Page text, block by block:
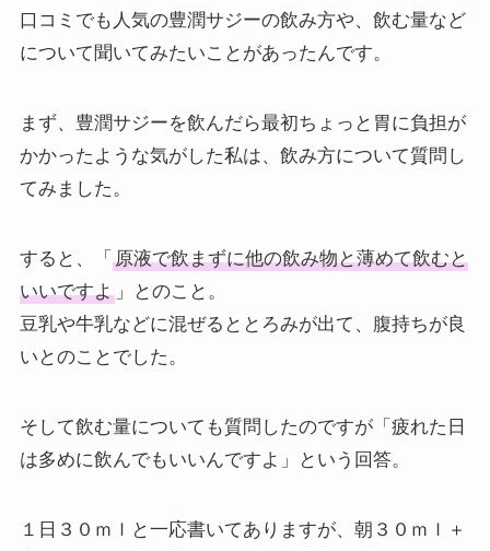
口コミでも人気の豊潤サジーの飲み方や、飲む量など
について聞いてみたいことがあったんです。
まず、豊潤サジーを飲んだら最初ちょっと胃に負担が
かかったような気がした私は、飲み方について質問し
てみました。
すると、「 原液で飲まずに他の飲み物と薄めて飲むと
いいですよ」とのこと。
豆乳や牛乳などに混ぜるととろみが出て、腹持ちが良
いとのことでした。
そして飲む量についても質問したのですが「疲れた日
は多めに飲んでもいいんですよ」という回答。
１日３０ｍｌと一応書いてありますが、朝３０ｍｌ＋